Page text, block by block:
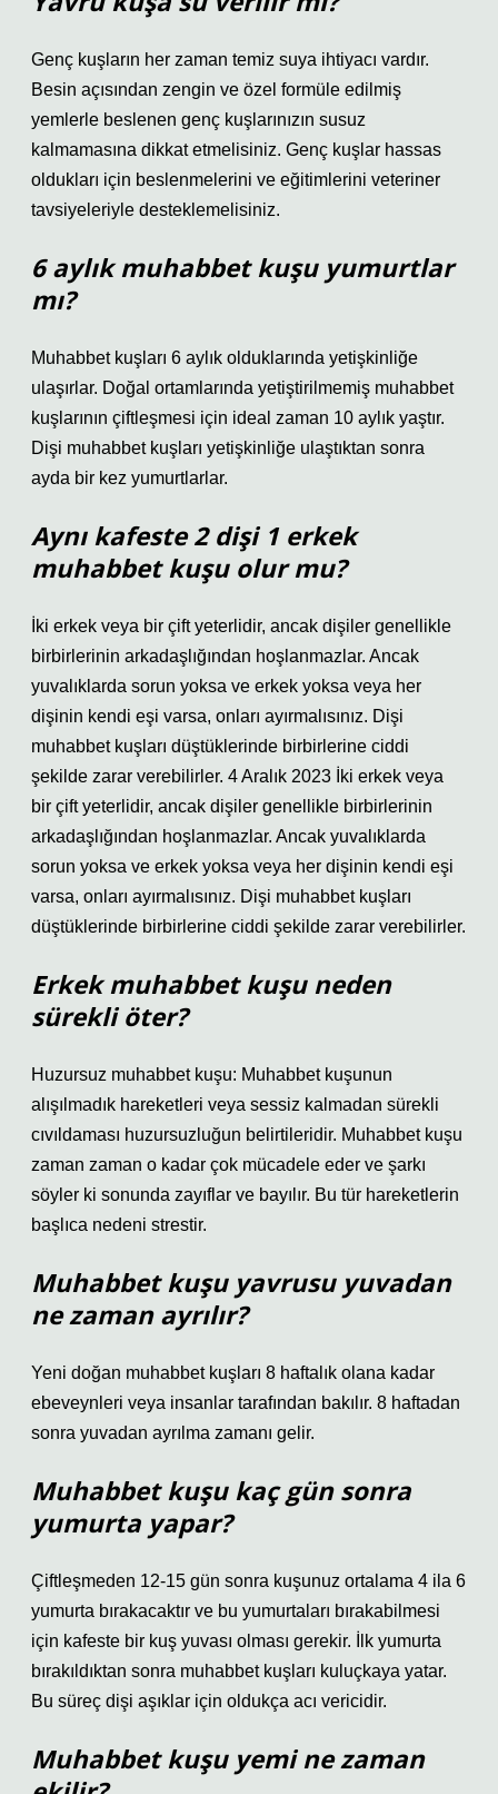
Genç kuşların her zaman temiz suya ihtiyacı vardır.
Besin açısından zengin ve özel formüle edilmiş
yemlerle beslenen genç kuşlarınızın susuz
kalmamasına dikkat etmelisiniz. Genç kuşlar hassas
oldukları için beslenmelerini ve eğitimlerini veteriner
tavsiyeleriyle desteklemelisiniz.
6 aylık muhabbet kuşu yumurtlar
mı?
Muhabbet kuşları 6 aylık olduklarında yetişkinliğe
ulaşırlar. Doğal ortamlarında yetiştirilmemiş muhabbet
kuşlarının çiftleşmesi için ideal zaman 10 aylık yaştır.
Dişi muhabbet kuşları yetişkinliğe ulaştıktan sonra
ayda bir kez yumurtlarlar.
Aynı kafeste 2 dişi 1 erkek
muhabbet kuşu olur mu?
İki erkek veya bir çift yeterlidir, ancak dişiler genellikle
birbirlerinin arkadaşlığından hoşlanmazlar. Ancak
yuvalıklarda sorun yoksa ve erkek yoksa veya her
dişinin kendi eşi varsa, onları ayırmalısınız. Dişi
muhabbet kuşları düştüklerinde birbirlerine ciddi
şekilde zarar verebilirler. 4 Aralık 2023 İki erkek veya
bir çift yeterlidir, ancak dişiler genellikle birbirlerinin
arkadaşlığından hoşlanmazlar. Ancak yuvalıklarda
sorun yoksa ve erkek yoksa veya her dişinin kendi eşi
varsa, onları ayırmalısınız. Dişi muhabbet kuşları
düştüklerinde birbirlerine ciddi şekilde zarar verebilirler.
Erkek muhabbet kuşu neden
sürekli öter?
Huzursuz muhabbet kuşu: Muhabbet kuşunun
alışılmadık hareketleri veya sessiz kalmadan sürekli
cıvıldaması huzursuzluğun belirtileridir. Muhabbet kuşu
zaman zaman o kadar çok mücadele eder ve şarkı
söyler ki sonunda zayıflar ve bayılır. Bu tür hareketlerin
başlıca nedeni strestir.
Muhabbet kuşu yavrusu yuvadan
ne zaman ayrılır?
Yeni doğan muhabbet kuşları 8 haftalık olana kadar
ebeveynleri veya insanlar tarafından bakılır. 8 haftadan
sonra yuvadan ayrılma zamanı gelir.
Muhabbet kuşu kaç gün sonra
yumurta yapar?
Çiftleşmeden 12-15 gün sonra kuşunuz ortalama 4 ila 6
yumurta bırakacaktır ve bu yumurtaları bırakabilmesi
için kafeste bir kuş yuvası olması gerekir. İlk yumurta
bırakıldıktan sonra muhabbet kuşları kuluçkaya yatar.
Bu süreç dişi aşıklar için oldukça acı vericidir.
Muhabbet kuşu yemi ne zaman